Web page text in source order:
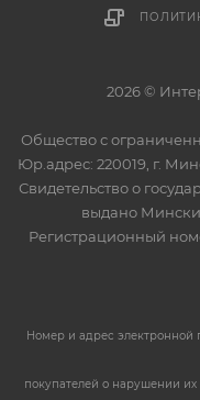
2026 ©
Общество с
Юр.адрес: 220019, г.
Свидетельство о
выдано
Регистрационный
Номер и адрес электронной
покупателей о нарушении